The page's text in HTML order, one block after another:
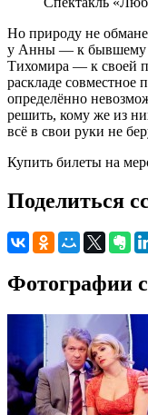
Но природу не
у Анны — к бывшему
Тихомира — к своей
раскладе совместное
определённо
решить, кому же из
всё в свои руки не
Купить билеты на
Поделиться
Фотографии